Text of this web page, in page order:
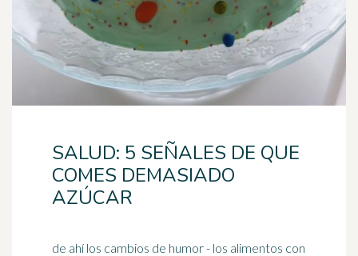
SALUD: 5 SEÑALES DE QUE
COMES DEMASIADO
AZÚCAR
de ahí los cambios de humor - los alimentos con